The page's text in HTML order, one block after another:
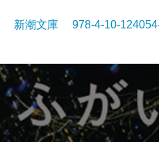
新潮文庫 978-4-10-